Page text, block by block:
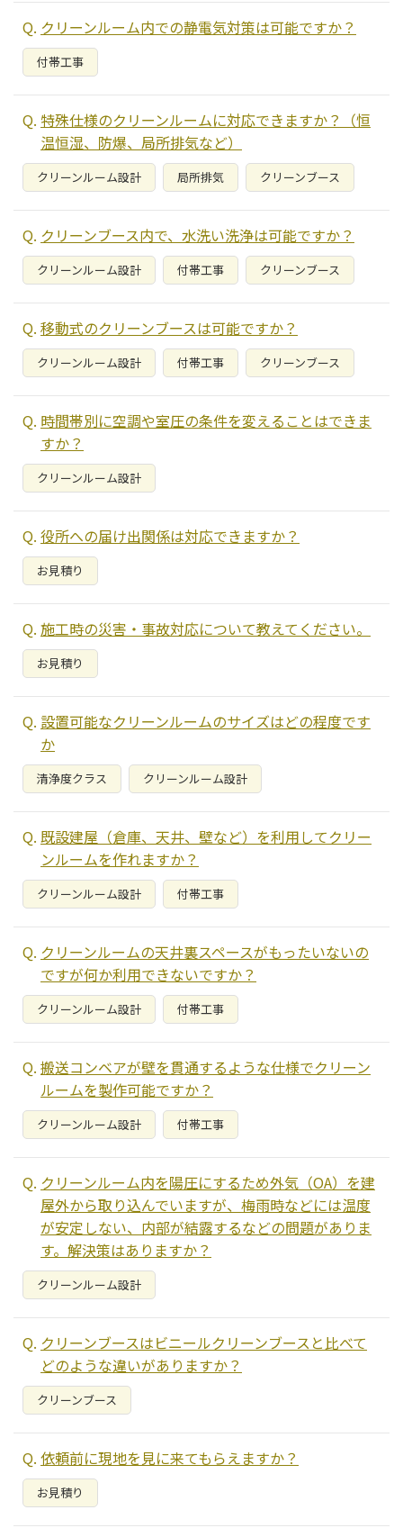
クリーンルーム内での静電気対策は可能ですか？
付帯工事
特殊仕様のクリーンルームに対応できますか？（恒
温恒湿、防爆、局所排気など）
クリーンルーム設計 局所排気 クリーンブース
クリーンブース内で、水洗い洗浄は可能ですか？
クリーンルーム設計 付帯工事 クリーンブース
移動式のクリーンブースは可能ですか？
クリーンルーム設計 付帯工事 クリーンブース
時間帯別に空調や室圧の条件を変えることはできま
すか？
クリーンルーム設計
役所への届け出関係は対応できますか？
お見積り
施工時の災害・事故対応について教えてください。
お見積り
設置可能なクリーンルームのサイズはどの程度です
か
清浄度クラス クリーンルーム設計
既設建屋（倉庫、天井、壁など）を利用してクリー
ンルームを作れますか？
クリーンルーム設計 付帯工事
クリーンルームの天井裏スペースがもったいないの
ですが何か利用できないですか？
クリーンルーム設計 付帯工事
搬送コンベアが壁を貫通するような仕様でクリーン
ルームを製作可能ですか？
クリーンルーム設計 付帯工事
クリーンルーム内を陽圧にするため外気（OA）を建
屋外から取り込んでいますが、梅雨時などには温度
が安定しない、内部が結露するなどの問題がありま
す。解決策はありますか？
クリーンルーム設計
クリーンブースはビニールクリーンブースと比べて
どのような違いがありますか？
クリーンブース
依頼前に現地を見に来てもらえますか？
お見積り